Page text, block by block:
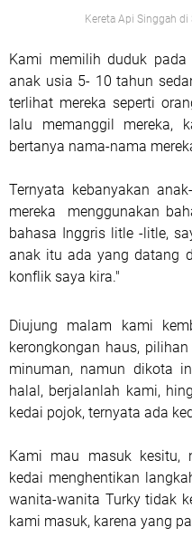
Kereta Api Singgah di
Kami memilih duduk
anak usia 5- 10 tahun
terlihat mereka seperti
lalu memanggil mereka,
bertanya nama-nama
Ternyata kebanyakan
mereka menggunakan
bahasa Inggris litle -litle,
anak itu ada yang datang
konflik saya kira."
Diujung malam kami
kerongkongan haus,
minuman, namun dikota
halal, berjalanlah kami,
kedai pojok, ternyata ada
Kami mau masuk kesitu,
kedai menghentikan
wanita-wanita Turky tidak
kami masuk, karena yang